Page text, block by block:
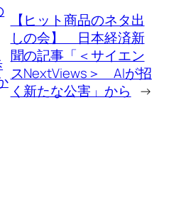
【ヒット商品のネタ出
しの会】 日本経済新
聞の記事「＜サイエン
スNextViews＞ AIが招
く新たな公害」から
→